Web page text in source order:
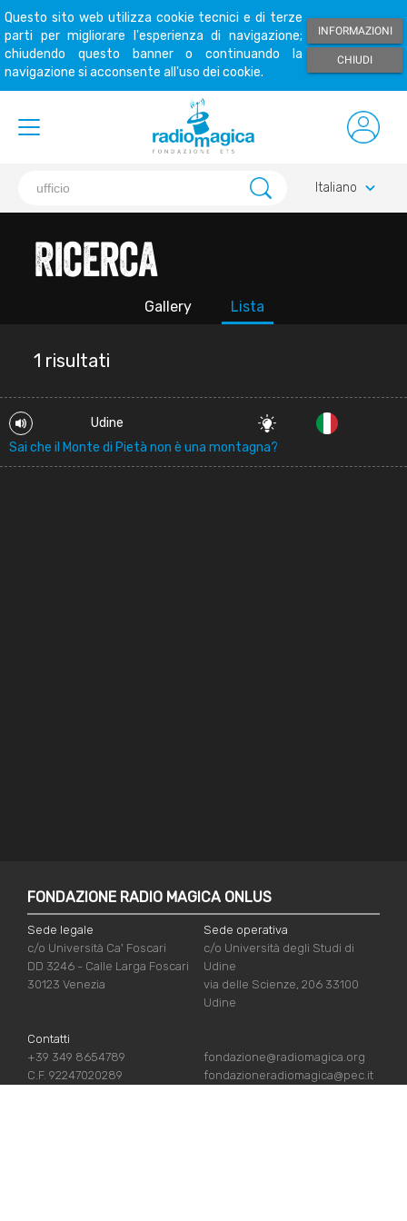
Questo sito web utilizza cookie tecnici e di terze
parti per migliorare l'esperienza di navigazione;
chiudendo questo banner o continuando la
navigazione si acconsente all'uso dei cookie.
INFORMAZIONI
CHIUDI
Italiano keyboard_arrow_down
Ricerca
Gallery Lista
1 risultati
Udine
Sai che il Monte di Pietà non è una montagna?
FONDAZIONE RADIO MAGICA ONLUS
Sede legale
c/o Università Ca' Foscari
DD 3246 - Calle Larga Foscari
30123 Venezia
Sede operativa
c/o Università degli Studi di
Udine
via delle Scienze, 206 33100
Udine
Contatti
+39 349 8654789
C.F. 92247020289
fondazione@radiomagica.org
fondazioneradiomagica@pec.it